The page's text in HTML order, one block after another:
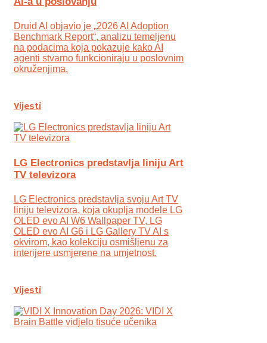
Druid AI objavio je „2026 AI Adoption
Benchmark Report“, analizu temeljenu
na podacima koja pokazuje kako AI
agenti stvarno funkcioniraju u poslovnim
okruženjima.
Vijesti
LG Electronics predstavlja liniju Art
TV televizora
LG Electronics predstavlja svoju Art TV
liniju televizora, koja okuplja modele LG
OLED evo AI W6 Wallpaper TV, LG
OLED evo AI G6 i LG Gallery TV AI s
okvirom, kao kolekciju osmišljenu za
interijere usmjerene na umjetnost.
Vijesti